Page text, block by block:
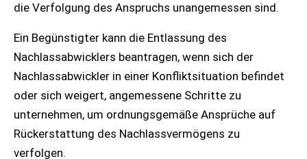
die Verfolgung des Anspruchs unangemessen sind.
Ein Begünstigter kann die Entlassung des
Nachlassabwicklers beantragen, wenn sich der
Nachlassabwickler in einer Konfliktsituation befindet
oder sich weigert, angemessene Schritte zu
unternehmen, um ordnungsgemäße Ansprüche auf
Rückerstattung des Nachlassvermögens zu
verfolgen.